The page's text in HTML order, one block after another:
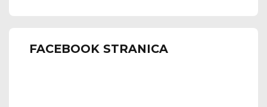
FACEBOOK STRANICA